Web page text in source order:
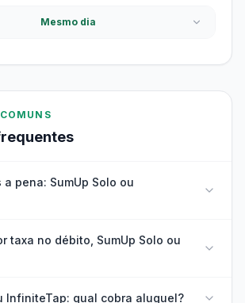
Mesmo dia
pena: SumUp Solo ou
taxa no débito, SumUp Solo ou
InfiniteTap: qual cobra aluguel?